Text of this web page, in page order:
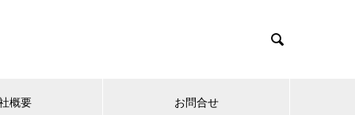

概要 お問合せ